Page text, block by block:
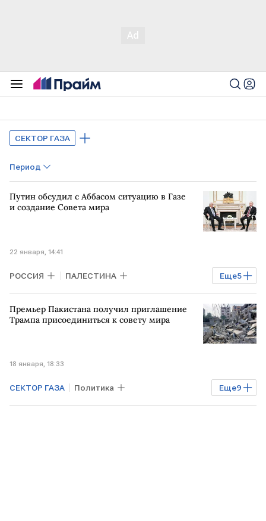
СЕКТОР ГАЗА
Период
Путин обсудил с Аббасом ситуацию в Газе
и создание Совета мира
22 января, 14:41
Еще5
РОССИЯ ПАЛЕСТИНА
Владимир Путин Газа Общество
РФ Дональд Трамп
Премьер Пакистана получил приглашение
Трампа присоединиться к совету мира
18 января, 18:33
Еще9
СЕКТОР ГАЗА Политика
Мировая экономика США Газа